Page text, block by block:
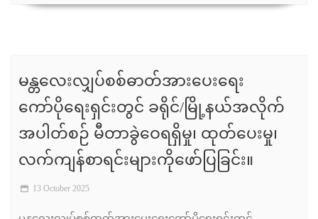
မန္တလေးလျှပ်စစ်ဓာတ်အားပေးရေး
ကော်ပိုရေးရှင်းတွင် ခရိုင်/မြို့နယ်အလိုက်
အပါတ်စဉ် မီတာခွဲဝေရရှိမှု၊ ထုတ်ပေးမှု၊
လက်ကျန်စာရင်းများကိုဖော်ပြခြင်း။
13 October 2025